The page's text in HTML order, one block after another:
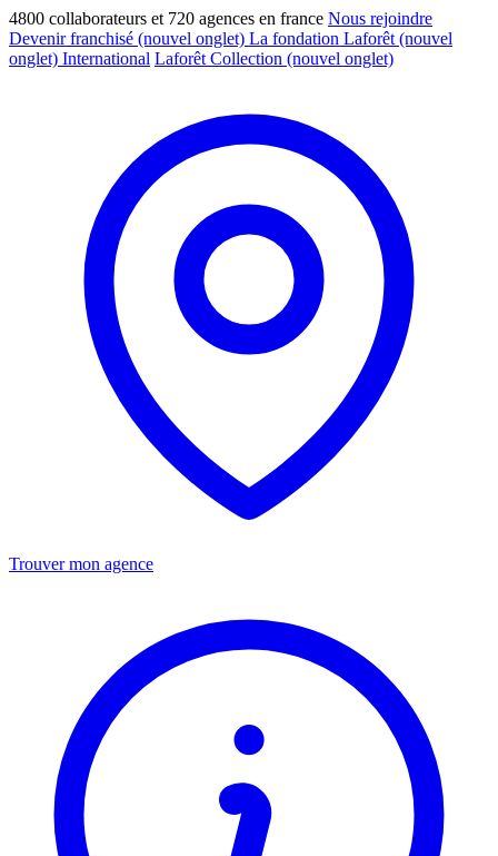
4800 collaborateurs et 720 agences en france Nous rejoindre
Devenir franchisé (nouvel onglet) La fondation Laforêt (nouvel
onglet) International Laforêt Collection (nouvel onglet)
Trouver mon agence